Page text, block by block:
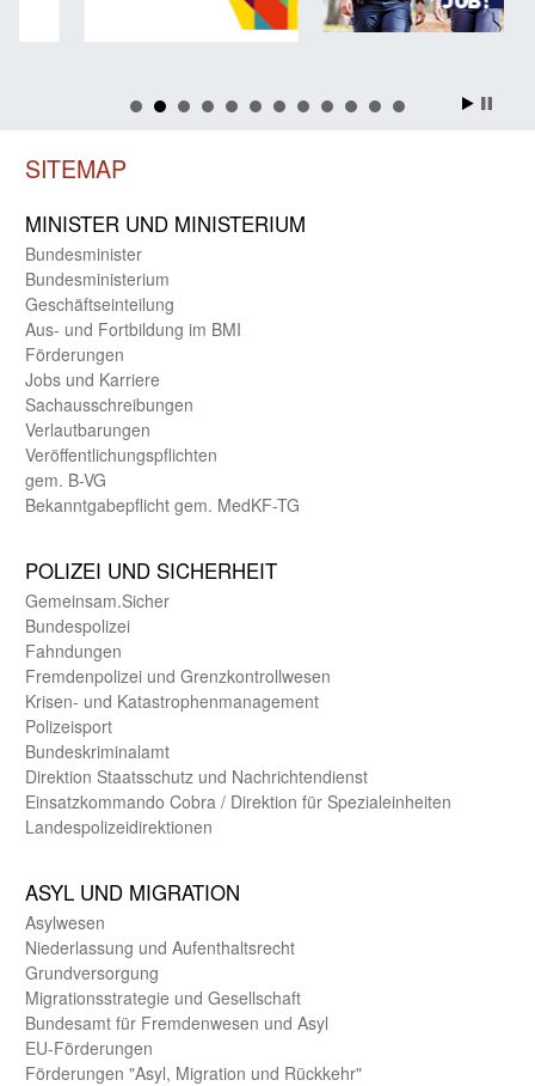
SITEMAP
MINISTER UND MINIST­ERIUM
Bundes­minister
Bundes­ministerium
Geschäfts­einteilung
Aus- und Fortbildung im BMI
Förderungen
Jobs und Karriere
Sachaus­schreibungen
Verlautbarungen
Veröffentlichungspflichten
gem. B-VG
Bekanntgabepflicht gem. MedKF-TG
POLIZEI UND SICHER­HEIT
Gemein­sam.Sicher
Bundes­polizei
Fahndungen
Fremdenpolizei und Grenzkontrollwesen
Krisen- und Katastrophen­management
Polizeisport
Bundes­kriminal­amt
Direktion Staats­schutz und Nach­richten­dienst
Einsatz­kommando Cobra / Direktion für Spezialeinheiten
Landes­polizei­direk­tionen
ASYL UND MIGRA­TION
Asyl­wesen
Nieder­lassung und Aufent­halts­recht
Grund­versorgung
Migrations­strategie und Gesell­schaft
Bundes­amt für Fremden­wesen und Asyl
EU-Förde­rungen
Förderungen "Asyl, Migration und Rückkehr"